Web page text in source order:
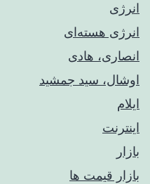
انرژی
انرژی هسته‌ای
انصاری، هادی
اوشال، سید جمشید
ایلام
اینترنت
بازار
بازار قیمت ها